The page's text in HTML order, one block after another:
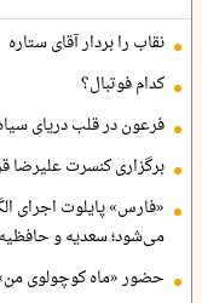
نقاب را بردار آقای ستاره
کدام فوتبال؟
فرعون در قلب دریای
برگزاری کنسرت علیرضا
«فارس» پایلوت اجرای
می‌شود؛ سعدیه و
حضور «ماه کوچولوی من»